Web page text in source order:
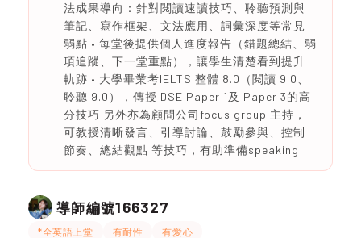
法成果導向：針對閱讀速讀技巧、聆聽預測與
筆記、寫作框架、文法應用、詞彙深度等常見
弱點 • 每堂後提供個人進度報告（錯題總結、弱
項追蹤、下一堂重點），讓學生清楚看到提升
軌跡 • 大學畢業考IELTS 整體 8.0（閱讀 9.0、
聆聽 9.0），傳授 DSE Paper 1及 Paper 3的高
分技巧 另外亦為顧問公司focus group 主持，
可教授清晰發言、引導討論、鼓勵參與、控制
節奏、總結觀點 等技巧，有助準備speaking
導師編號166327
*全英語上堂 有耐性 有愛心